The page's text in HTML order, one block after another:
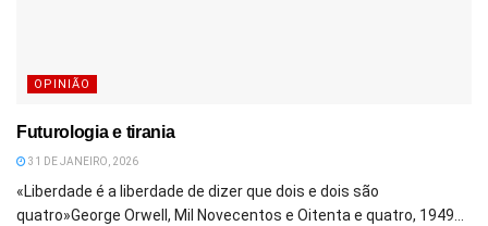
OPINIÃO
Futurologia e tirania
31 DE JANEIRO, 2026
«Liberdade é a liberdade de dizer que dois e dois são
quatro»George Orwell, Mil Novecentos e Oitenta e quatro, 1949...